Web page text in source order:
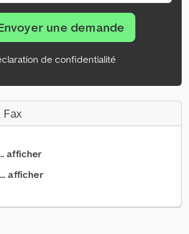
une demande
de confidentialité
afficher
afficher